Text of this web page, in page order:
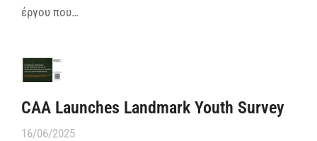
έργου που…
CAA Launches Landmark Youth Survey
16/06/2025